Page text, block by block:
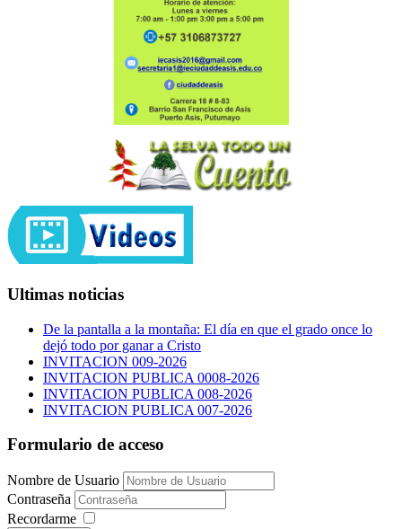
Ultimas noticias
De la pantalla a la montaña: El día en que el grado once lo
dejó todo por ganar a Cristo
INVITACION 009-2026
INVITACION PUBLICA 0008-2026
INVITACION PUBLICA 008-2026
INVITACION PUBLICA 007-2026
Formulario de acceso
Nombre de Usuario
Contraseña
Recordarme